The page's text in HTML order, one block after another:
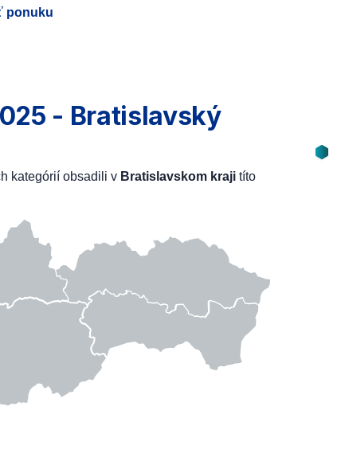
ponuku
- Bratislavský
kategórií obsadili v Bratislavskom kraji títo